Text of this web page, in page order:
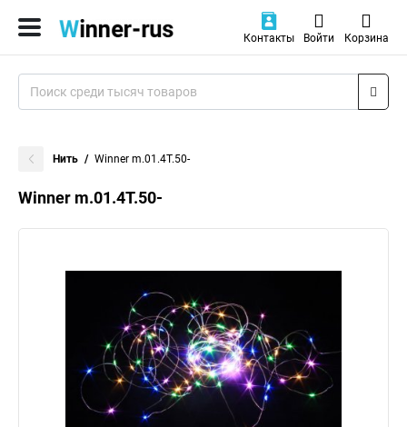
Контакты Войти Корзина
Нить Winner m.01.4T.50-
Winner m.01.4T.50-